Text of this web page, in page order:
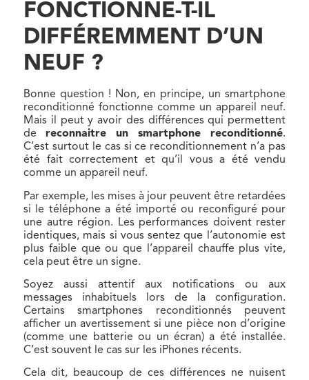
FONCTIONNE-T-IL
DIFFÉREMMENT D’UN
NEUF ?
Bonne question ! Non, en principe, un smartphone
reconditionné fonctionne comme un appareil neuf.
Mais il peut y avoir des différences qui permettent
de reconnaitre un smartphone reconditionné.
C’est surtout le cas si ce reconditionnement n’a pas
été fait correctement et qu’il vous a été vendu
comme un appareil neuf.
Par exemple, les mises à jour peuvent être retardées
si le téléphone a été importé ou reconfiguré pour
une autre région. Les performances doivent rester
identiques, mais si vous sentez que l’autonomie est
plus faible que ou que l’appareil chauffe plus vite,
cela peut être un signe.
Soyez aussi attentif aux notifications ou aux
messages inhabituels lors de la configuration.
Certains smartphones reconditionnés peuvent
afficher un avertissement si une pièce non d’origine
(comme une batterie ou un écran) a été installée.
C’est souvent le cas sur les iPhones récents.
Cela dit, beaucoup de ces différences ne nuisent